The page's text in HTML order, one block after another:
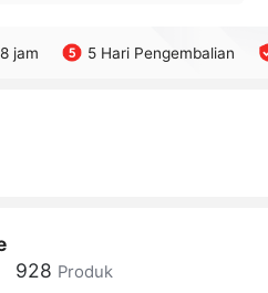
jam 5 Hari Pengembalian
928 Produk